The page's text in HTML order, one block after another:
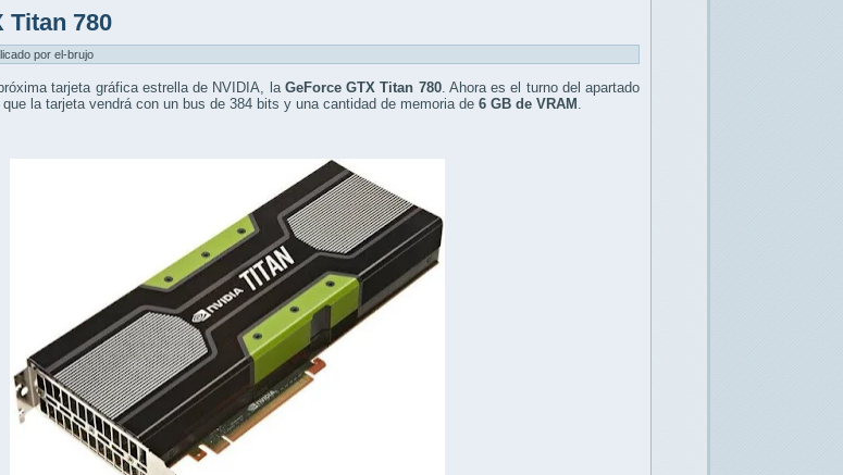
Titan 780
por el-brujo
tarjeta gráfica estrella de NVIDIA, la GeForce GTX Titan 780. Ahora es el turno del apartado
la tarjeta vendrá con un bus de 384 bits y una cantidad de memoria de 6 GB de VRAM .